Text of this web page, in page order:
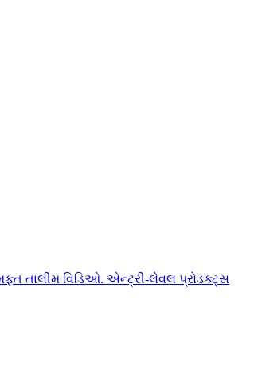
તાલીમ વિડિઓ. એન્ટ્રી-લેવલ પ્રોડક્ટ્સ